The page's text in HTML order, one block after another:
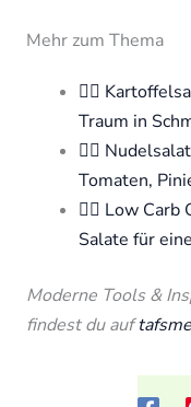
Mehr zum Thema
🧘‍♀️
Traum in
🧘‍♀️
Tomaten,
🧘‍♀️ Low
Salate für
Moderne Tools &
findest du auf